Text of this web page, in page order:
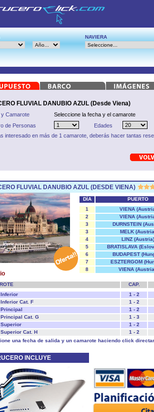
NAVIERA
FLUVIAL DANUBIO AZUL (Desde Viena)
y Camarote
Seleccione la fecha y el camarote
de Personas
Edades
interesado en más de 1 camarote, deberás hacer tantas
FLUVIAL DANUBIO AZUL (DESDE VIENA)
DÍA
PUERTO
1
VIENA
2
VIENA
3
DURNSTEIN
3
MELK
4
LINZ (Austria)
5
BRATISLAVA
6
BUDAPEST
7
ESZTERGOM
8
VIENA
CAP.
1 - 2
Cat. F
1 - 2
1 - 2
Cat. G
1 - 3
1 - 2
Cat. H
1 - 2
una fecha de salida y un camarote haciendo click
INCLUYE